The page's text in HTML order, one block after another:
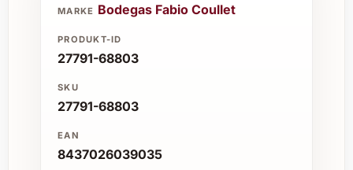
MARKE Bodegas Fabio Coullet
PRODUKT-ID
27791-68803
SKU
27791-68803
EAN
8437026039035